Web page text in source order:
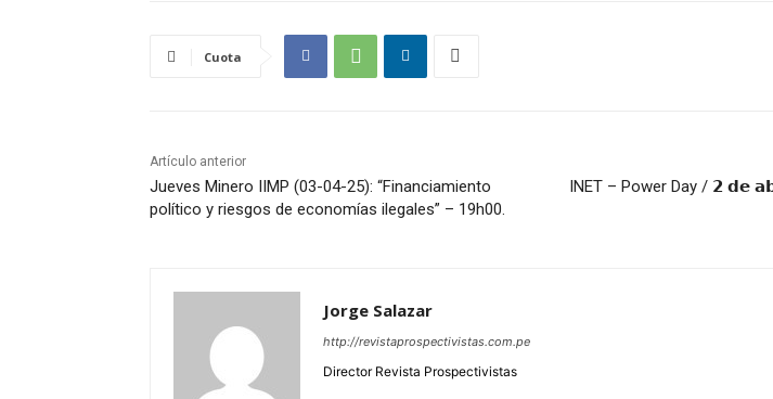
Cuota
Artículo anterior
Jueves Minero IIMP (03-04-25): “Financiamiento
político y riesgos de economías ilegales” – 19h00.
INET – Power Day / 𝟮 𝗱𝗲
Jorge Salazar
http://revistaprospectivistas.com.pe
Director Revista Prospectivistas